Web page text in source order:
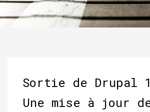
Sortie de Drupal
Une mise à jour